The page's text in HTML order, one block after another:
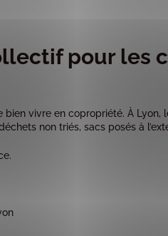
pour les
vivre en copropriété. À Lyon,
non triés, sacs posés à